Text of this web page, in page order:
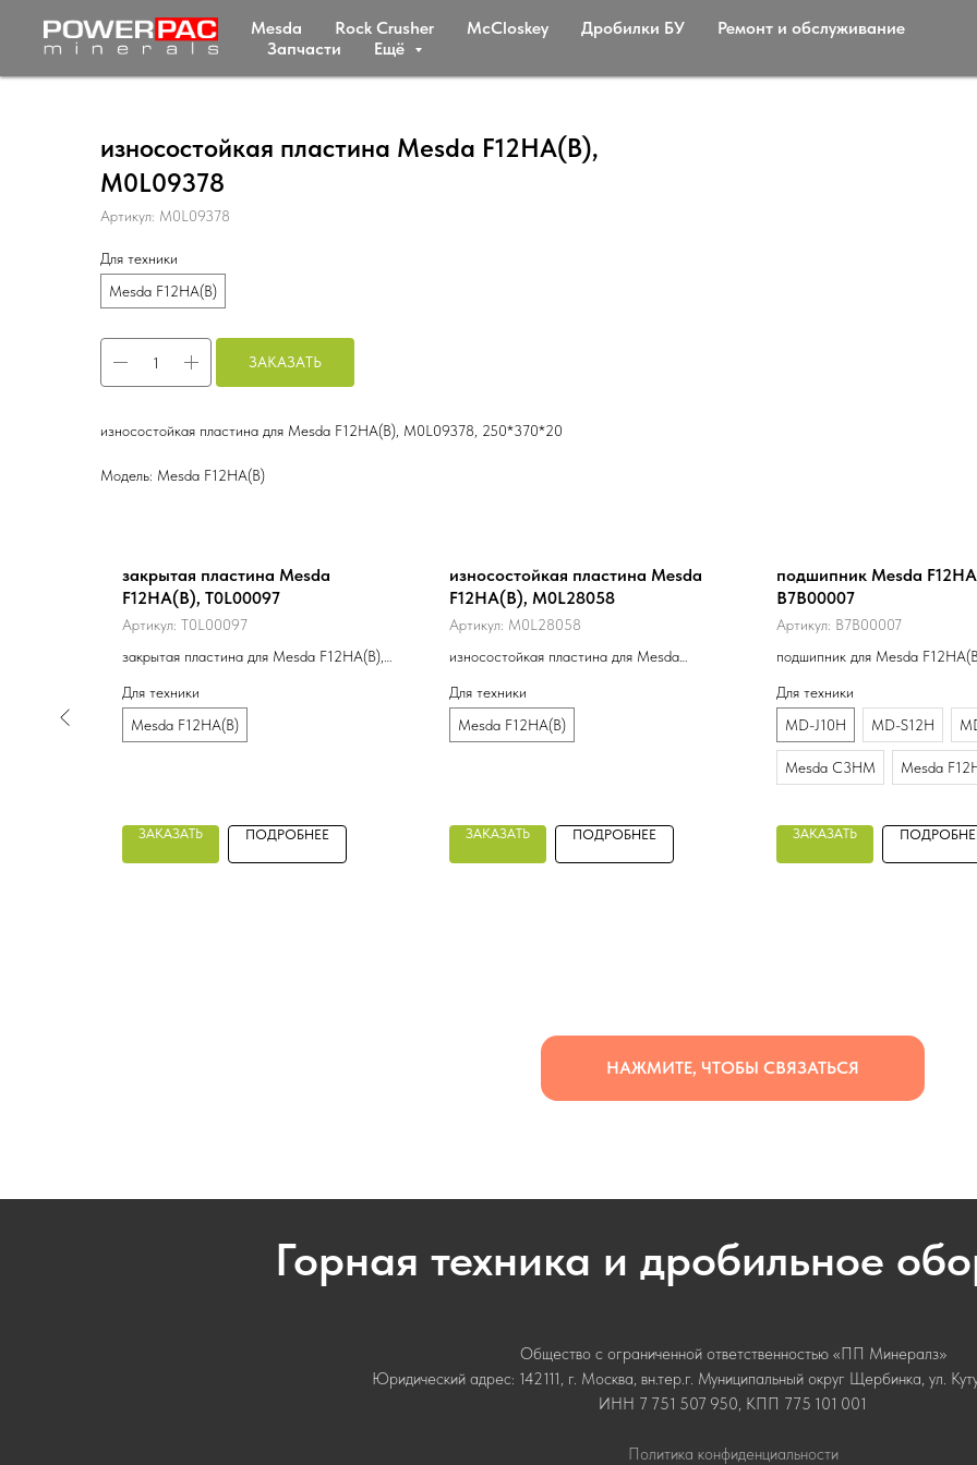
Mesda Rock Crusher МcСloskey Дробилки БУ
Ремонт и обслуживание
Запчасти
Ещё
износостойкая пластина Mesda F12HA(B),
M0L09378
Артикул: M0L09378
Для техники
Mesda F12HA(B)
ЗАКАЗАТЬ
износостойкая пластина для Mesda F12HA(B), M0L09378, 250*370*20
Модель: Mesda F12HA(B)
закрытая пластина Mesda
F12HA(B), T0L00097
Артикул: T0L00097
закрытая пластина для Mesda F12HA(B),
Для техники
Mesda F12HA(B)
ЗАКАЗАТЬ ПОДРОБНЕЕ
износостойкая пластина Mesda
F12HA(B), M0L28058
Артикул: M0L28058
износостойкая пластина для Mesda
Для техники
Mesda F12HA(B)
ЗАКАЗАТЬ ПОДРОБНЕЕ
подшипник Mesda
B7B00007
Артикул: B7B00007
подшипник для Mesda
Для техники
MD-J10H
MD-S12H
Mesda C3HM Mesda
ЗАКАЗАТЬ
НАЖМИТЕ, ЧТОБЫ СВЯЗАТЬСЯ
Горная техника и дробильное
Общество с ограниченной ответственностью «ПП Минералз»
Юридический адрес: 142111, г. Москва, вн.тер.г. Муниципальный округ Щербинка, ул.
ИНН 7 751 507 950, КПП 775 101 001
Политика конфиденциальности